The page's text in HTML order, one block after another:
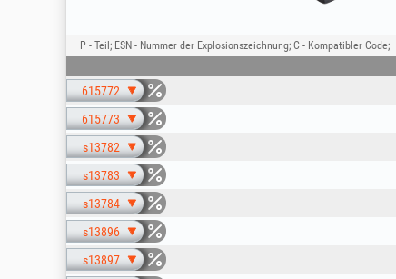
P - Teil; ESN - Nummer der Explosionszeichnung; C - Kompatibler Code;
615772
615773
s13782
s13783
s13784
s13896
s13897